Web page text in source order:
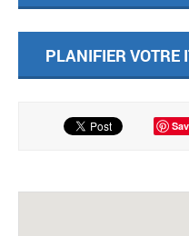
PLANIFIER VOTRE